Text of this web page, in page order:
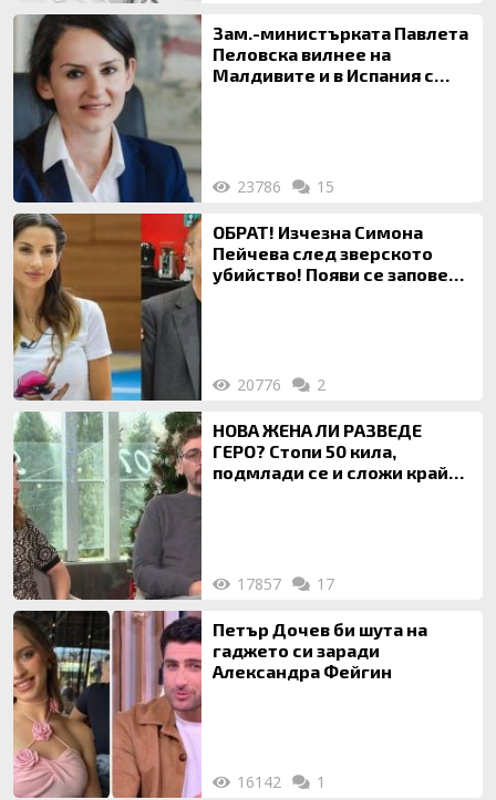
Зам.-министърката Павлета
Пеловска вилнее на
Малдивите и в Испания с
23786 15
ОБРАТ! Изчезна Симона
Пейчева след зверското
убийство! Появи се заповед
20776 2
НОВА ЖЕНА ЛИ РАЗВЕДЕ
ГЕРО? Стопи 50 кила,
подмлади се и сложи край
17857 17
Петър Дочев би шута на
гаджето си заради
Александра Фейгин
16142 1